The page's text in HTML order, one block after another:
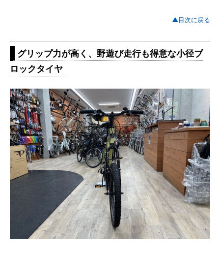
▲目次に戻る
グリップ力が高く、野遊び走行も得意な小径ブ
ロックタイヤ